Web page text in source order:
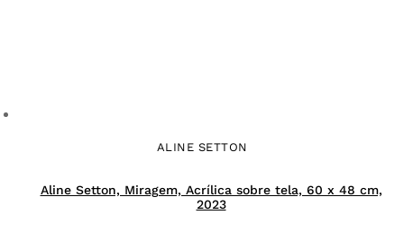
ALINE SETTON
Aline Setton, Miragem, Acrílica sobre tela, 60 x 48 cm,
2023